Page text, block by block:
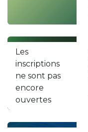
OCT.
20
Les
inscriptions
ne sont pas
encore
ouvertes